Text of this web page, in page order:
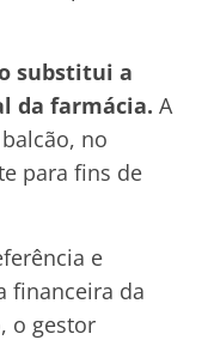
substitui a
da farmácia. A
no
para fins de
e
financeira da
o gestor